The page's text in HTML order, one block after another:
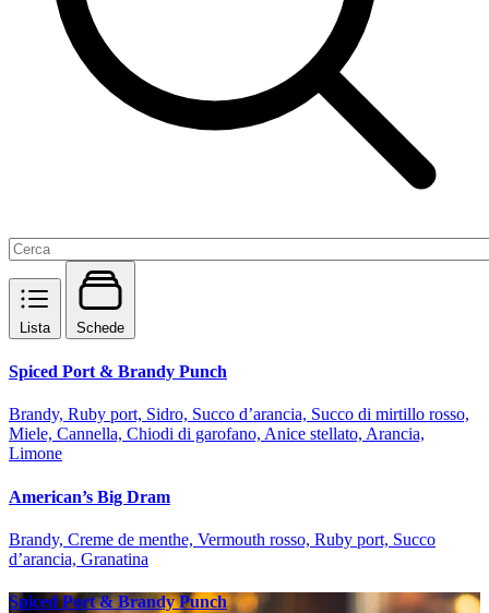
Lista Schede
Spiced Port & Brandy Punch
Brandy, Ruby port, Sidro, Succo d’arancia, Succo di mirtillo rosso,
Miele, Cannella, Chiodi di garofano, Anice stellato, Arancia,
Limone
American’s Big Dram
Brandy, Creme de menthe, Vermouth rosso, Ruby port, Succo
d’arancia, Granatina
Spiced Port & Brandy Punch